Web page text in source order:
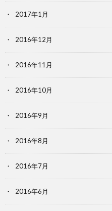
2017年1月
2016年12月
2016年11月
2016年10月
2016年9月
2016年8月
2016年7月
2016年6月